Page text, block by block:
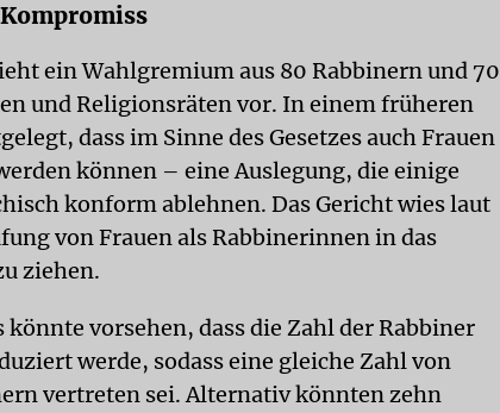
ein Wahlgremium aus 80 Rabbinern und 70
und Religionsräten vor. In einem früheren
dass im Sinne des Gesetzes auch Frauen
können – eine Auslegung, die einige
konform ablehnen. Das Gericht wies laut
von Frauen als Rabbinerinnen in das
ziehen.
vorsehen, dass die Zahl der Rabbiner
werde, sodass eine gleiche Zahl von
vertreten sei. Alternativ könnten zehn